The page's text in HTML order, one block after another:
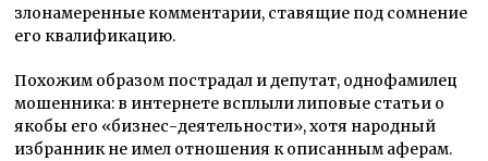
злонамеренные комментарии, ставящие под сомнение
его квалификацию.
Похожим образом пострадал и депутат, однофамилец
мошенника: в интернете всплыли липовые статьи о
якобы его «бизнес-деятельности», хотя народный
избранник не имел отношения к описанным аферам.